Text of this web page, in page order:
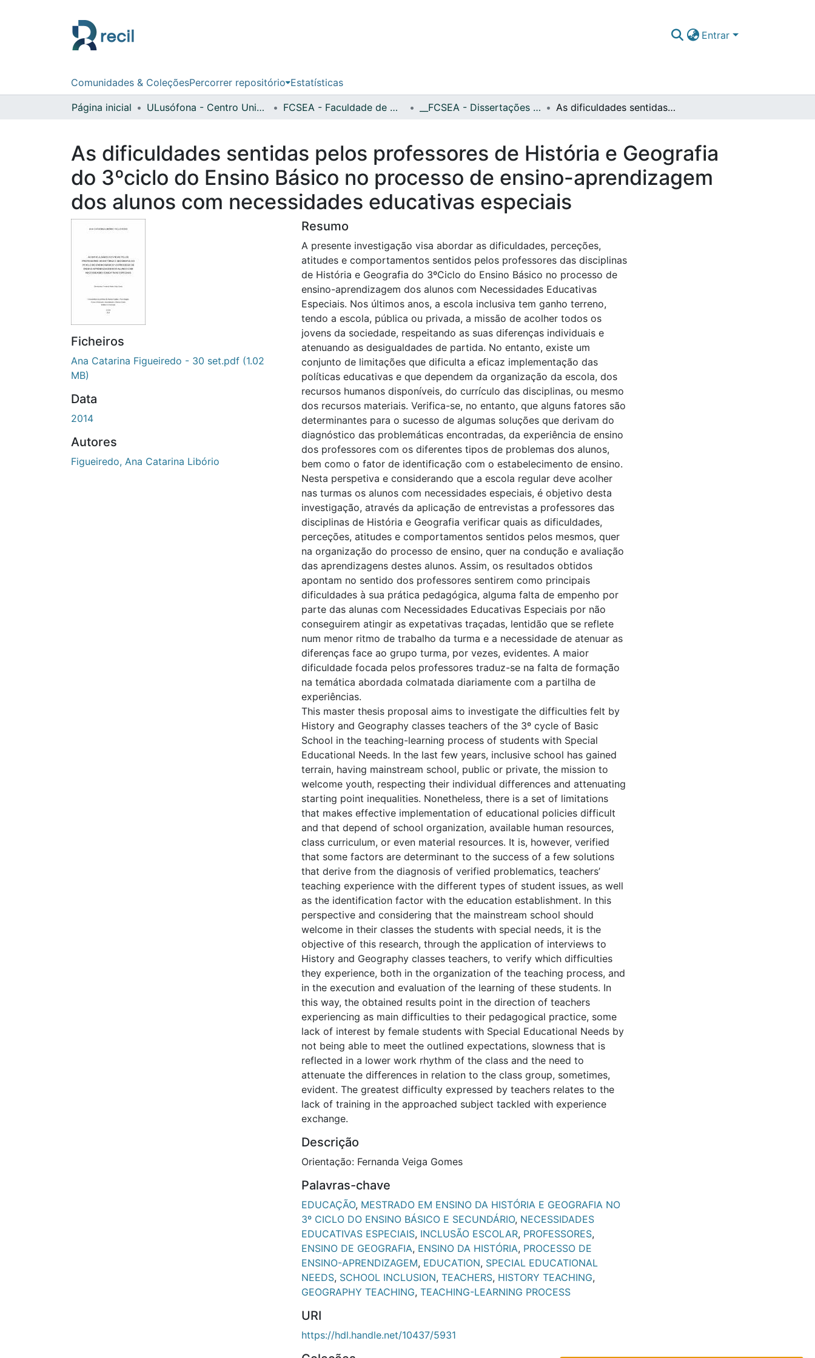
Entrar
Comunidades & ColeçõesPercorrer repositório Estatísticas
Página inicial ULusófona - Centro Universitário de Lisboa FCSEA - Faculdade de Ciências Sociais, Educação e Administração __FCSEA - Dissertações de Mestrado As dificuldades sentidas pelos professores de História e Geografia do 3ºciclo do Ensino Básico no processo de ensino-aprendizagem dos alunos com necessidades educativas especiais
As dificuldades sentidas pelos professores de História e Geografia
do 3ºciclo do Ensino Básico no processo de ensino-aprendizagem
dos alunos com necessidades educativas especiais
Ficheiros
Ana Catarina Figueiredo - 30 set.pdf (1.02
MB)
Data
2014
Autores
Figueiredo, Ana Catarina Libório
Resumo
A presente investigação visa abordar as dificuldades, perceções,
atitudes e comportamentos sentidos pelos professores das disciplinas
de História e Geografia do 3ºCiclo do Ensino Básico no processo de
ensino-aprendizagem dos alunos com Necessidades Educativas
Especiais. Nos últimos anos, a escola inclusiva tem ganho terreno,
tendo a escola, pública ou privada, a missão de acolher todos os
jovens da sociedade, respeitando as suas diferenças individuais e
atenuando as desigualdades de partida. No entanto, existe um
conjunto de limitações que dificulta a eficaz implementação das
políticas educativas e que dependem da organização da escola, dos
recursos humanos disponíveis, do currículo das disciplinas, ou mesmo
dos recursos materiais. Verifica-se, no entanto, que alguns fatores são
determinantes para o sucesso de algumas soluções que derivam do
diagnóstico das problemáticas encontradas, da experiência de ensino
dos professores com os diferentes tipos de problemas dos alunos,
bem como o fator de identificação com o estabelecimento de ensino.
Nesta perspetiva e considerando que a escola regular deve acolher
nas turmas os alunos com necessidades especiais, é objetivo desta
investigação, através da aplicação de entrevistas a professores das
disciplinas de História e Geografia verificar quais as dificuldades,
perceções, atitudes e comportamentos sentidos pelos mesmos, quer
na organização do processo de ensino, quer na condução e avaliação
das aprendizagens destes alunos. Assim, os resultados obtidos
apontam no sentido dos professores sentirem como principais
dificuldades à sua prática pedagógica, alguma falta de empenho por
parte das alunas com Necessidades Educativas Especiais por não
conseguirem atingir as expetativas traçadas, lentidão que se reflete
num menor ritmo de trabalho da turma e a necessidade de atenuar as
diferenças face ao grupo turma, por vezes, evidentes. A maior
dificuldade focada pelos professores traduz-se na falta de formação
na temática abordada colmatada diariamente com a partilha de
experiências.
This master thesis proposal aims to investigate the difficulties felt by
History and Geography classes teachers of the 3º cycle of Basic
School in the teaching-learning process of students with Special
Educational Needs. In the last few years, inclusive school has gained
terrain, having mainstream school, public or private, the mission to
welcome youth, respecting their individual differences and attenuating
starting point inequalities. Nonetheless, there is a set of limitations
that makes effective implementation of educational policies difficult
and that depend of school organization, available human resources,
class curriculum, or even material resources. It is, however, verified
that some factors are determinant to the success of a few solutions
that derive from the diagnosis of verified problematics, teachers’
teaching experience with the different types of student issues, as well
as the identification factor with the education establishment. In this
perspective and considering that the mainstream school should
welcome in their classes the students with special needs, it is the
objective of this research, through the application of interviews to
History and Geography classes teachers, to verify which difficulties
they experience, both in the organization of the teaching process, and
in the execution and evaluation of the learning of these students. In
this way, the obtained results point in the direction of teachers
experiencing as main difficulties to their pedagogical practice, some
lack of interest by female students with Special Educational Needs by
not being able to meet the outlined expectations, slowness that is
reflected in a lower work rhythm of the class and the need to
attenuate the differences in relation to the class group, sometimes,
evident. The greatest difficulty expressed by teachers relates to the
lack of training in the approached subject tackled with experience
exchange.
Descrição
Orientação: Fernanda Veiga Gomes
Palavras-chave
EDUCAÇÃO, MESTRADO EM ENSINO DA HISTÓRIA E GEOGRAFIA NO
3º CICLO DO ENSINO BÁSICO E SECUNDÁRIO, NECESSIDADES
EDUCATIVAS ESPECIAIS, INCLUSÃO ESCOLAR, PROFESSORES,
ENSINO DE GEOGRAFIA, ENSINO DA HISTÓRIA, PROCESSO DE
ENSINO-APRENDIZAGEM, EDUCATION, SPECIAL EDUCATIONAL
NEEDS, SCHOOL INCLUSION, TEACHERS, HISTORY TEACHING,
GEOGRAPHY TEACHING, TEACHING-LEARNING PROCESS
URI
https://hdl.handle.net/10437/5931